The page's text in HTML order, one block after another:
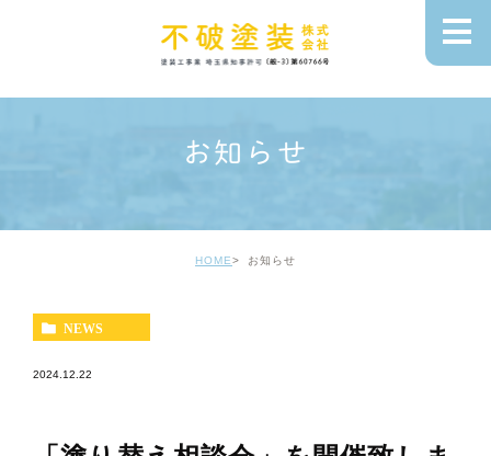
お知らせ
HOME お知らせ
NEWS
2024.12.22